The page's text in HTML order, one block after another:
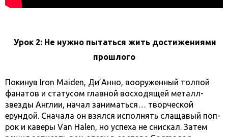
Урок 2: Не нужно пытаться жить достижениями
прошлого
Покинув Iron Maiden, Ди’Анно, вооруженный толпой
фанатов и статусом главной восходящей металл-
звезды Англии, начал заниматься… творческой
ерундой. Сначала он взялся исполнять слащавый поп-
рок и каверы Van Halen, но успеха не снискал. Затем